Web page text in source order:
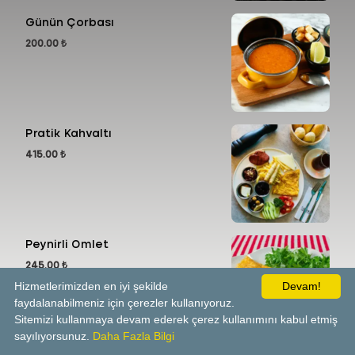
Günün Çorbası
200.00 ₺
Pratik Kahvaltı
415.00 ₺
Peynirli Omlet
245.00 ₺
Devam!
Hizmetlerimizden en iyi şekilde
faydalanabilmeniz için çerezler kullanıyoruz.
Sitemizi kullanmaya devam ederek çerez kullanımını kabul etmiş
sayılıyorsunuz. Daha Fazla Bilgi